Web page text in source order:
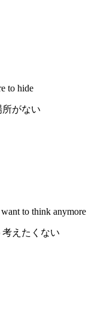
to hide
がない
to think anymore
えたくない